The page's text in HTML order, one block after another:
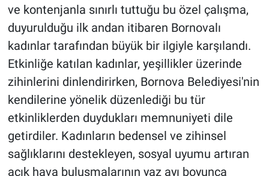
ve kontenjanla sınırlı tuttuğu bu özel çalışma,
duyurulduğu ilk andan itibaren Bornovalı
kadınlar tarafından büyük bir ilgiyle karşılandı.
Etkinliğe katılan kadınlar, yeşillikler üzerinde
zihinlerini dinlendirirken, Bornova Belediyesi'nin
kendilerine yönelik düzenlediği bu tür
etkinliklerden duydukları memnuniyeti dile
getirdiler. Kadınların bedensel ve zihinsel
sağlıklarını destekleyen, sosyal uyumu artıran
açık hava buluşmalarının yaz ayı boyunca